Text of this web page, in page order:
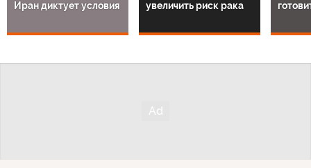
Иран диктует условия увеличить риск рака